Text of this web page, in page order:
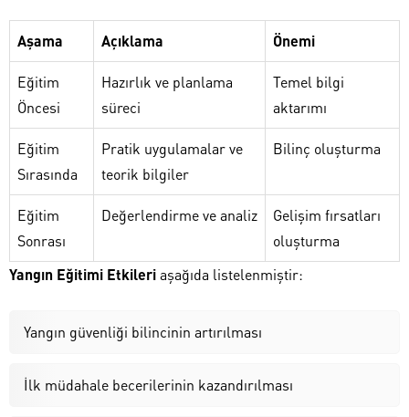
Aşama Açıklama Önemi
Eğitim
Öncesi
Hazırlık ve planlama
süreci
Temel bilgi
aktarımı
Eğitim
Sırasında
Pratik uygulamalar ve
teorik bilgiler
Bilinç oluşturma
Eğitim
Sonrası
Değerlendirme ve analiz
Gelişim fırsatları
oluşturma
Yangın Eğitimi Etkileriaşağıda listelenmiştir:
Yangın güvenliği bilincinin artırılması
İlk müdahale becerilerinin kazandırılması